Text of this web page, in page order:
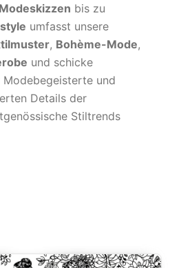
Modeskizzen bis zu
umfasst unsere
, Bohème-Mode,
und schicke
und
Details der
Stiltrends